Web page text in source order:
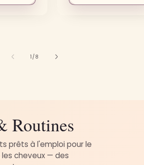
1 /de
8
Routines
prêts à l'emploi pour le
cheveux — des